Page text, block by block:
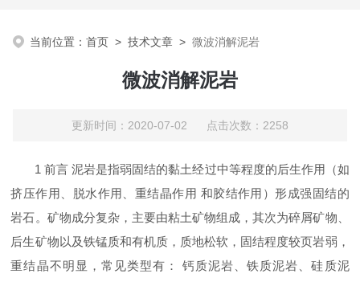
当前位置：首页 >技术文章 >微波消解泥岩
微波消解泥岩
更新时间：2020-07-02 点击次数：2258
1 前言 泥岩是指弱固结的黏土经过中等程度的后生作用（如
挤压作用、脱水作用、重结晶作用 和胶结作用）形成强固结的
岩石。矿物成分复杂，主要由粘土矿物组成，其次为碎屑矿物、
后生矿物以及铁锰质和有机质，质地松软，固结程度较页岩弱，
重结晶不明显，常见类型有： 钙质泥岩、铁质泥岩、硅质泥